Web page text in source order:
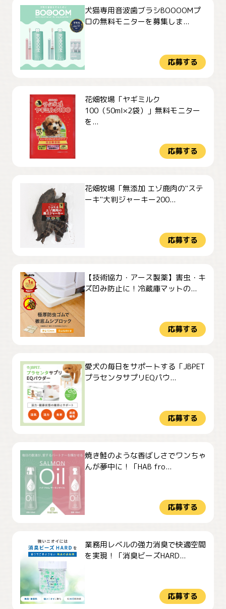
犬猫専用音波歯ブラシBOOOOMプ
ロの無料モニターを募集しま...
応募する
花畑牧場「ヤギミルク
100（50ml×2袋）」無料モニター
を...
応募する
花畑牧場「無添加 エゾ鹿肉の"ステ
ーキ"大判ジャーキー200...
応募する
【技術協力・アース製薬】害虫・キ
ズ凹み防止に！冷蔵庫マットの...
応募する
愛犬の毎日をサポートする「JBPET
プラセンタサプリEQパウ...
応募する
焼き鮭のような香ばしさでワンちゃ
んが夢中に！「HAB fro...
応募する
業務用レベルの強力消臭で快適空間
を実現！「消臭ビーズHARD...
応募する